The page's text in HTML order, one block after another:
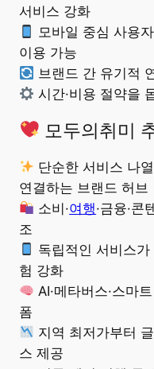
서비스 강화
모바일 중심 사용
이용 가능
브랜드 간 유기적
시간·비용 절약을
모두의취미
단순한 서비스 나
연결하는 브랜드 허브
소비·여행·금융·
조
독립적인 서비스
험 강화
AI·메타버스·스마
폼
지역 최저가부터
스 제공